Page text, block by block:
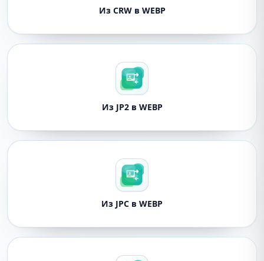
Из CRW в WEBP
Из JP2 в WEBP
Из JPC в WEBP